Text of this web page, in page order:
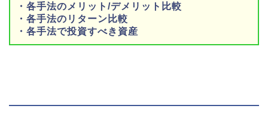
・各手法のメリット/デメリット比較
・各手法のリターン比較
・各手法で投資すべき資産